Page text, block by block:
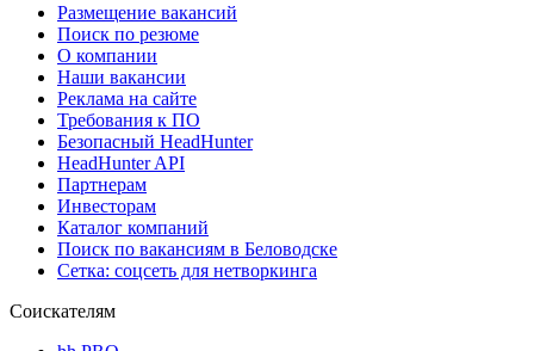
Размещение вакансий
Поиск по резюме
О компании
Наши вакансии
Реклама на сайте
Требования к ПО
Безопасный HeadHunter
HeadHunter API
Партнерам
Инвесторам
Каталог компаний
Поиск по вакансиям в Беловодске
Сетка: соцсеть для нетворкинга
Соискателям